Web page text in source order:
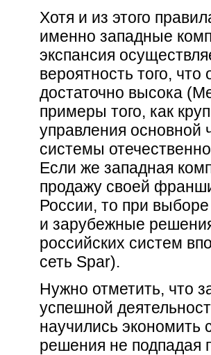
Хотя и из этого
именно западные
экспансия
вероятность того,
достаточно высока
примеры того, как
управления основной
системы
Если же западная
продажу своей
России, то при
и зарубежные
российских систем
сеть Spar).
Нужно отметить, что
успешной
научились экономить
решения не подпадая